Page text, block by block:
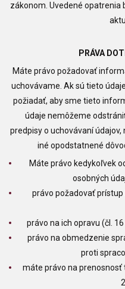
zákonom. Uvedené
PRÁVA
Máte právo požadovať
uchovávame. Ak sú tieto
požiadať, aby sme tieto
údaje nemôžeme
predpisy o uchovávaní
iné opodstatnené
Máte právo kedykoľvek
osobných
právo požadovať
právo na ich opravu (čl.
právo na obmedzenie
proti
máte právo na prenosnosť